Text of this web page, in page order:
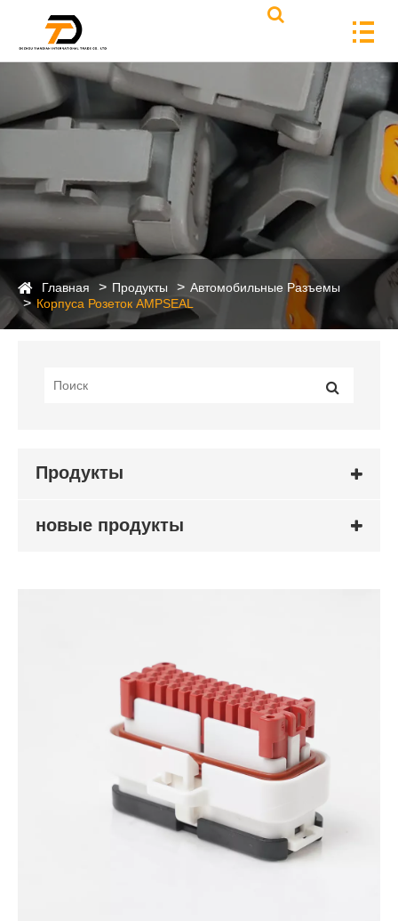
Главная Продукты
Автомобильные Разъемы
Корпуса Розеток AMPSEAL
Продукты
новые продукты